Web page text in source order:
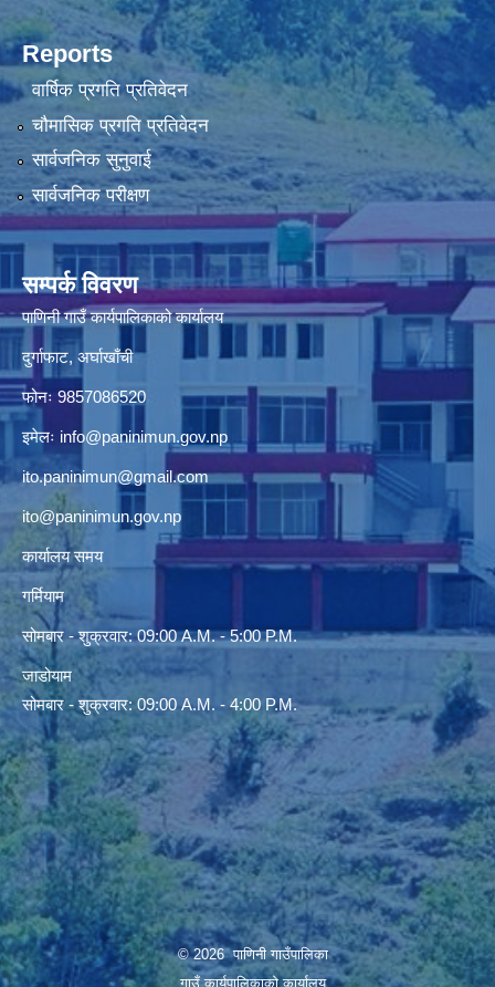
Reports
वार्षिक प्रगति प्रतिवेदन
चौमासिक प्रगति प्रतिवेदन
सार्वजनिक सुनुवाई
सार्वजनिक परीक्षण
सम्पर्क विवरण
पाणिनी गाउँ कार्यपालिकाको कार्यालय
दुर्गाफाट, अर्घाखाँची
फोनः 9857086520
इमेलः info@paninimun.gov.np
ito.paninimun@gmail.com
ito@paninimun.gov.np
कार्यालय समय
गर्मियाम
सोमबार - शुक्रवार: 09:00 A.M. - 5:00 P.M.
जाडोयाम
सोमबार - शुक्रवार: 09:00 A.M. - 4:00 P.M.
© 2026 पाणिनी गाउँपालिका
गाउँ कार्यपालिकाको कार्यालय